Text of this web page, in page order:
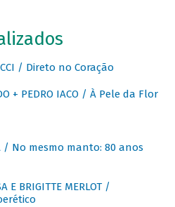
/ Direto no Coração
+ PEDRO IACO / À Pele da Flor
/ No mesmo manto: 80 anos
E BRIGITTE MERLOT /